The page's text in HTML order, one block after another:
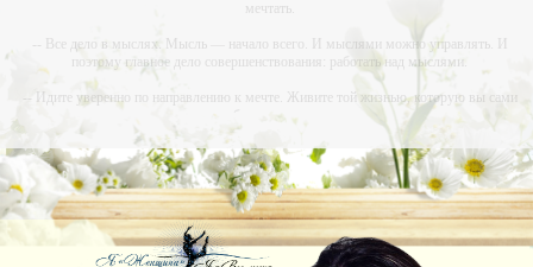
мечтать.
-- Все дело в мыслях. Мысль — начало всего. И мыслями можно управлять. И
поэтому главное дело совершенствования: работать над мыслями.
-- Идите уверенно по направлению к мечте. Живите той жизнью, которую вы сами
себе придумали.
-- Самое большое богатство — это ум. Самая большая нищета — глупость. Из всех
страхов самый пугающий — самолюбование.
-- Лучшее, что можно сделать с хорошим советом, это пропустить его мимо ушей. Он
никогда не бывает полезен никому, кроме того, кто его дал.
-- Люблю давать советы и очень не люблю, когда их дают мне.